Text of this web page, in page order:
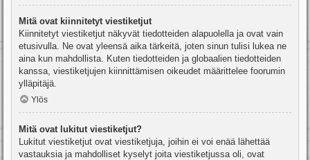
Mitä ovat kiinnitetyt viestiketjut
Kiinnitetyt viestiketjut näkyvät tiedotteiden alapuolella ja ovat vain
etusivulla. Ne ovat yleensä aika tärkeitä, joten sinun tulisi lukea ne
aina kun mahdollista. Kuten tiedotteiden ja globaalien tiedotteiden
kanssa, viestiketjujen kiinnittämisen oikeudet määrittelee foorumin
ylläpitäjä.
Ylös
Mitä ovat lukitut viestiketjut?
Lukitut viestiketjut ovat viestiketjuja, joihin ei voi enää lähettää
vastauksia ja mahdolliset kyselyt joita viestiketjussa oli, ovat